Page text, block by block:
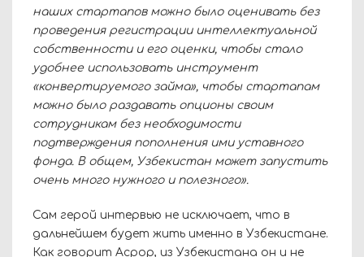
наших стартапов можно было оценивать без
проведения регистрации интеллектуальной
собственности и его оценки, чтобы стало
удобнее использовать инструмент
«конвертируемого займа», чтобы стартапам
можно было раздавать опционы своим
сотрудникам без необходимости
подтверждения пополнения ими уставного
фонда. В общем, Узбекистан может запустить
очень много нужного и полезного».
Сам герой интервью не исключает, что в
дальнейшем будет жить именно в Узбекистане.
Как говорит Асрор, из Узбекистана он и не